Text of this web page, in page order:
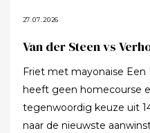
27.07.2026
Van der Steen vs
Friet met mayonaise Een Brabants onderonsje. Henri
heeft geen homecourse
tegenwoordig keuze uit
naar de nieuwste